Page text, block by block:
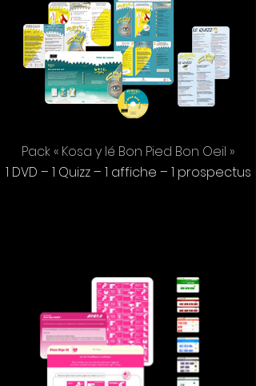
Pack « Kosa y lé Bon Pied Bon Oeil »
1 DVD – 1 Quizz – 1 affiche – 1 prospectus